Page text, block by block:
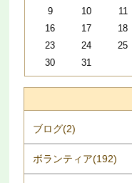
9
10 11
16
17 18
23
24 25
30
31
ブログ(2)
ボランティア(192)